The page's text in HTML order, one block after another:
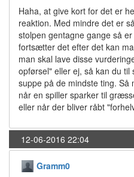
Haha, at give kort for det er
reaktion. Med mindre det er
stolpen gentagne gange så
fortsætter det efter det kan
man skal lave disse
opførsel" eller ej, så kan du
suppe på de mindste ting. Så
når en spiller sparker til
eller når der bliver råbt
12-06-2016 22:04
Gramm0